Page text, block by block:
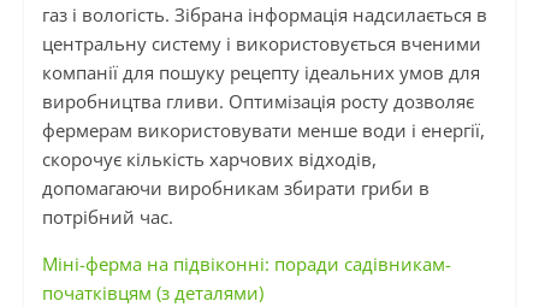
газ і вологість. Зібрана інформація надсилається в
центральну систему і використовується вченими
компанії для пошуку рецепту ідеальних умов для
виробництва гливи. Оптимізація росту дозволяє
фермерам використовувати менше води і енергії,
скорочує кількість харчових відходів,
допомагаючи виробникам збирати гриби в
потрібний час.
Міні-ферма на підвіконні: поради садівникам-
початківцям (з деталями)